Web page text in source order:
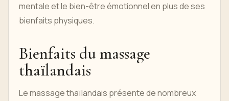
mentale et le bien-être émotionnel en plus de ses
bienfaits physiques.
Bienfaits du massage
thaïlandais
Le massage thaïlandais présente de nombreux